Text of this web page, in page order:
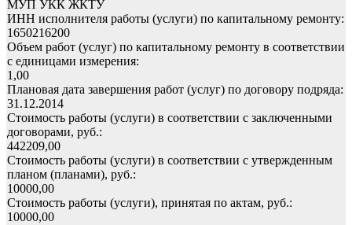
МУП УКК ЖКТУ
ИНН исполнителя работы (услуги) по капитальному ремонту:
1650216200
Объем работ (услуг) по капитальному ремонту в соответствии
с единицами измерения:
1,00
Плановая дата завершения работ (услуг) по договору подряда:
31.12.2014
Стоимость работы (услуги) в соответствии с заключенными
договорами, руб.:
442209,00
Стоимость работы (услуги) в соответствии с утвержденным
планом (планами), руб.:
10000,00
Стоимость работы (услуги), принятая по актам, руб.:
10000,00